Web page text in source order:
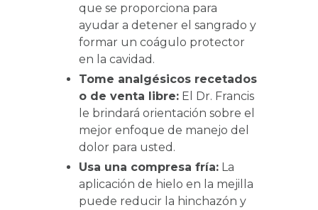
que se proporciona para
ayudar a detener el sangrado y
formar un coágulo protector
en la cavidad.
Tome analgésicos recetados
o de venta libre:El Dr. Francis
le brindará orientación sobre el
mejor enfoque de manejo del
dolor para usted.
Usa una compresa fría:La
aplicación de hielo en la mejilla
puede reducir la hinchazón y